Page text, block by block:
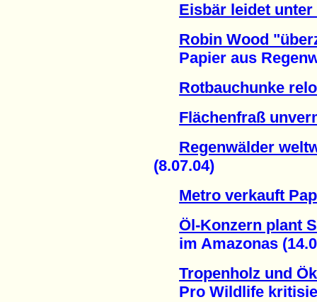
Eisbär leidet
Robin Wood
Papier aus
Rotbauchunke
Flächenfraß
Regenwälder
(8.07.04)
Metro verkauft
Öl-Konzern plant
im Amazonas
Tropenholz und
Pro Wildlife